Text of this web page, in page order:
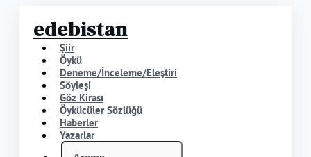
edebistan
Şiir
Öykü
Deneme/İnceleme/Eleştiri
Söyleşi
Göz Kirası
Öykücüler Sözlüğü
Haberler
Yazarlar